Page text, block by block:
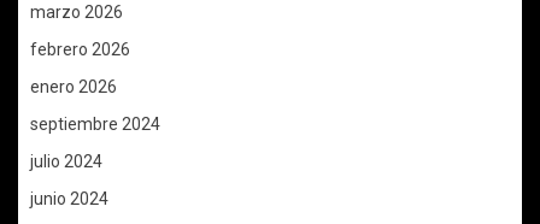
marzo 2026
febrero 2026
enero 2026
septiembre 2024
julio 2024
junio 2024